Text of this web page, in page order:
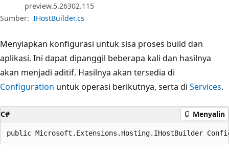
preview.5.26302.115
Sumber: IHostBuilder.cs
Menyiapkan konfigurasi untuk sisa proses build dan
aplikasi. Ini dapat dipanggil beberapa kali dan hasilnya
akan menjadi aditif. Hasilnya akan tersedia di
Configuration untuk operasi berikutnya, serta di Services.
C# Menyalin
public Microsoft.Extensions.Hosting.IHostBuilder